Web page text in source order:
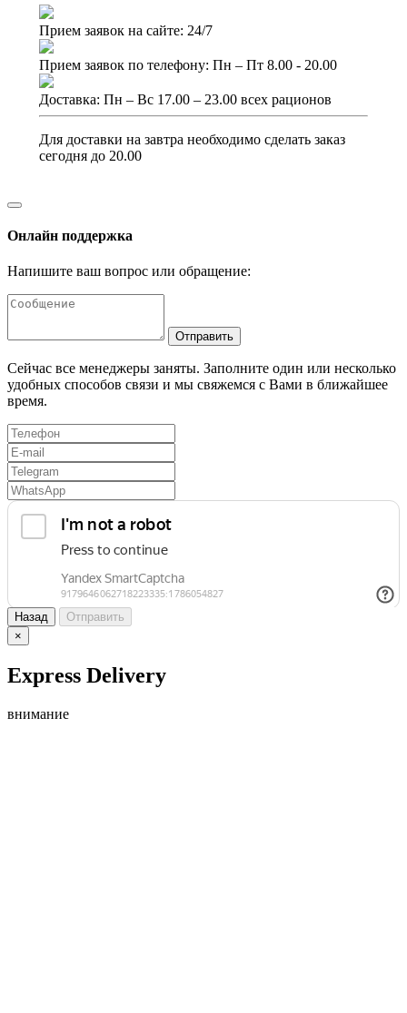
Прием заявок на сайте: 24/7
Прием заявок по телефону: Пн – Пт 8.00 - 20.00
Доставка: Пн – Вс 17.00 – 23.00 всех рационов
Для доставки на завтра необходимо сделать заказ
сегодня до 20.00
Онлайн поддержка
Напишите ваш вопрос или обращение:
Отправить
Сейчас все менеджеры заняты. Заполните один или несколько
удобных способов связи и мы свяжемся с Вами в ближайшее
время.
Назад
Отправить
×
Express Delivery
внимание